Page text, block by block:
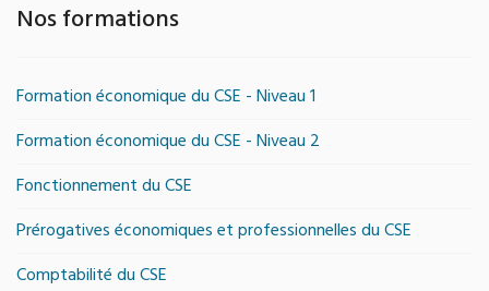
Nos formations
Formation économique du CSE - Niveau 1
Formation économique du CSE - Niveau 2
Fonctionnement du CSE
Prérogatives économiques et professionnelles du CSE
Comptabilité du CSE